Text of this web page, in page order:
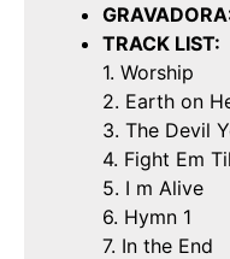
TRACK LIST:
1. Worship
2. Earth on
3. The Devil
4. Fight Em
5. I m Alive
6. Hymn 1
7. In the End